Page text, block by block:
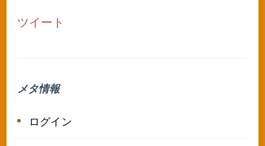
ツイート
メタ情報
ログイン